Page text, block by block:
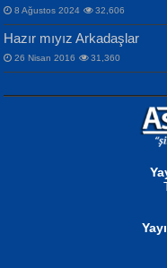
NURAN KÖSE
Ben Deniz Değilim ki...
8 Ağustos 2024 32,606
Hazır mıyız Arkadaşlar
26 Nisan 2016 31,360